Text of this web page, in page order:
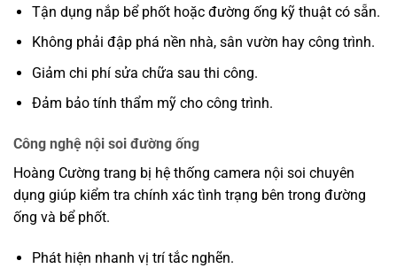
Tận dụng nắp bể phốt hoặc đường ống kỹ thuật có sẵn.
Không phải đập phá nền nhà, sân vườn hay công trình.
Giảm chi phí sửa chữa sau thi công.
Đảm bảo tính thẩm mỹ cho công trình.
Công nghệ nội soi đường ống
Hoàng Cường trang bị hệ thống camera nội soi chuyên
dụng giúp kiểm tra chính xác tình trạng bên trong đường
ống và bể phốt.
Phát hiện nhanh vị trí tắc nghẽn.